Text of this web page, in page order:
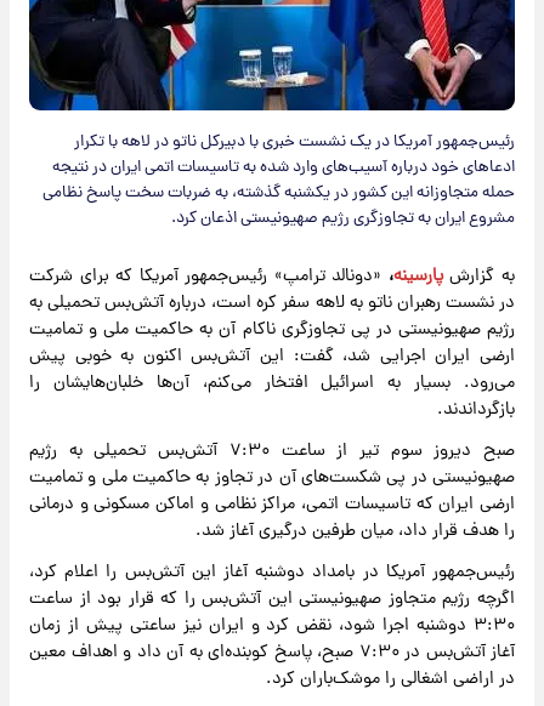
رئیس‌جمهور آمریکا در یک نشست خبری با دبیرکل ناتو در لاهه با تکرار
ادعاهای خود درباره آسیب‌های وارد شده به تاسیسات اتمی ایران در نتیجه
حمله متجاوزانه این کشور در یکشنبه گذشته، به ضربات سخت پاسخ نظامی
مشروع ایران به تجاوزگری رژیم صهیونیستی اذعان کرد.
به گزارشپارسینه، «دونالد ترامپ» رئیس‌جمهور آمریکا که برای شرکت
در نشست رهبران ناتو به لاهه سفر کره است، درباره آتش‌بس تحمیلی به
رژیم صهیونیستی در پی تجاوزگری ناکام آن به حاکمیت ملی و تمامیت
ارضی ایران اجرایی شد، گفت: این آتش‌بس اکنون به خوبی پیش
می‌رود. بسیار به اسرائیل افتخار می‌کنم، آن‌ها خلبان‌هایشان را
بازگرداندند.
صبح دیروز سوم تیر از ساعت ۷:۳۰ آتش‌بس تحمیلی به رژیم
صهیونیستی در پی شکست‌های آن در تجاوز به حاکمیت ملی و تمامیت
ارضی ایران که تاسیسات اتمی، مراکز نظامی و اماکن مسکونی و درمانی
را هدف قرار داد، میان طرفین درگیری آغاز شد.
رئیس‌جمهور آمریکا در بامداد دوشنبه آغاز این آتش‌بس را اعلام کرد،
اگرچه رژیم متجاوز صهیونیستی این آتش‌بس را که قرار بود از ساعت
۳:۳۰ دوشنبه اجرا شود، نقض کرد و ایران نیز ساعتی پیش از زمان
آغاز آتش‌بس در ۷:۳۰ صبح، پاسخ کوبنده‌ای به آن داد و اهداف معین
در اراضی اشغالی را موشک‌باران کرد.